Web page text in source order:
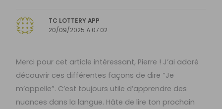
TC LOTTERY APP
20/09/2025 À 07:02
Merci pour cet article intéressant, Pierre ! J’ai adoré
découvrir ces différentes façons de dire “Je
m’appelle”. C’est toujours utile d’apprendre des
nuances dans la langue. Hâte de lire ton prochain